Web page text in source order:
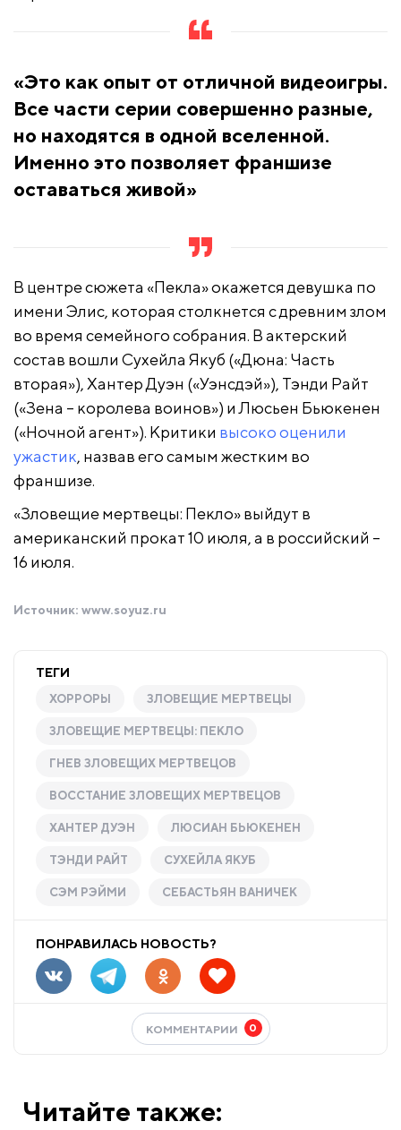
«Это как опыт от отличной видеоигры.
Все части серии совершенно разные,
но находятся в одной вселенной.
Именно это позволяет франшизе
оставаться живой»
В центре сюжета «Пекла» окажется девушка по
имени Элис, которая столкнется с древним злом
во время семейного собрания. В актерский
состав вошли Сухейла Якуб («Дюна: Часть
вторая»), Хантер Дуэн («Уэнсдэй»), Тэнди Райт
(«Зена – королева воинов») и Люсьен Бьюкенен
(«Ночной агент»). Критики высоко оценили
ужастик, назвав его самым жестким во
франшизе.
«Зловещие мертвецы: Пекло» выйдут в
американский прокат 10 июля, а в российский –
16 июля.
Источник: www.soyuz.ru
ТЕГИ
ХОРРОРЫ ЗЛОВЕЩИЕ МЕРТВЕЦЫ
ЗЛОВЕЩИЕ МЕРТВЕЦЫ: ПЕКЛО
ГНЕВ ЗЛОВЕЩИХ МЕРТВЕЦОВ
ВОССТАНИЕ ЗЛОВЕЩИХ МЕРТВЕЦОВ
ХАНТЕР ДУЭН ЛЮСИАН БЬЮКЕНЕН
ТЭНДИ РАЙТ СУХЕЙЛА ЯКУБ
СЭМ РЭЙМИ СЕБАСТЬЯН ВАНИЧЕК
ПОНРАВИЛАСЬ НОВОСТЬ?
КОММЕНТАРИИ 0
Читайте также: